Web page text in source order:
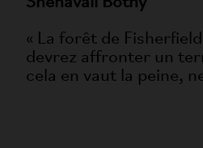
« La forêt de
devrez affronter un
cela en vaut la peine,